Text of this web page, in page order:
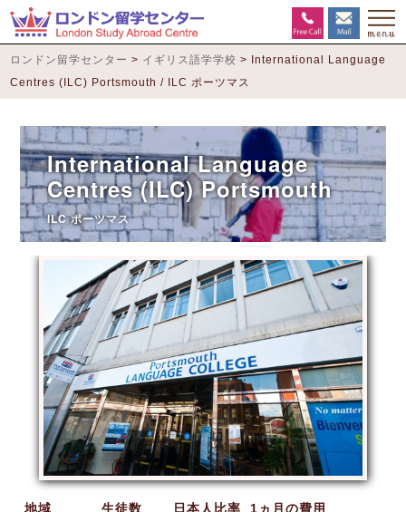
ロンドン留学センター > イギリス語学学校 >
International Language
Centres (ILC) Portsmouth / ILC ポーツマス
International Language
Centres (ILC) Portsmouth
ILC ポーツマス
地域 生徒数 日本人比率
1ヵ月の費用